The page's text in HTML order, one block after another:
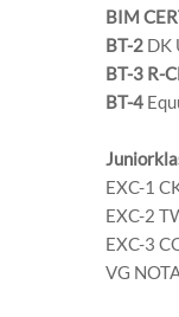
BIM
BT-2DK
BT-3 R-
BT-4
EXC-1
EXC-2
EXC-3
VG